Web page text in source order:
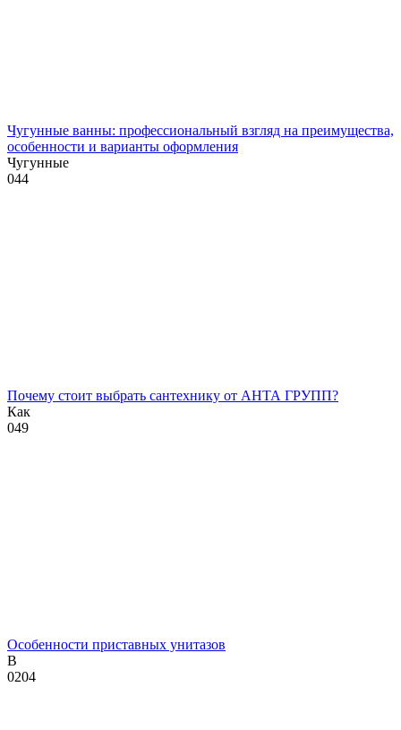
Чугунные ванны: профессиональный взгляд на преимущества,
особенности и варианты оформления
Чугунные
044
Почему стоит выбрать сантехнику от АНТА ГРУПП?
Как
049
Особенности приставных унитазов
В
0204